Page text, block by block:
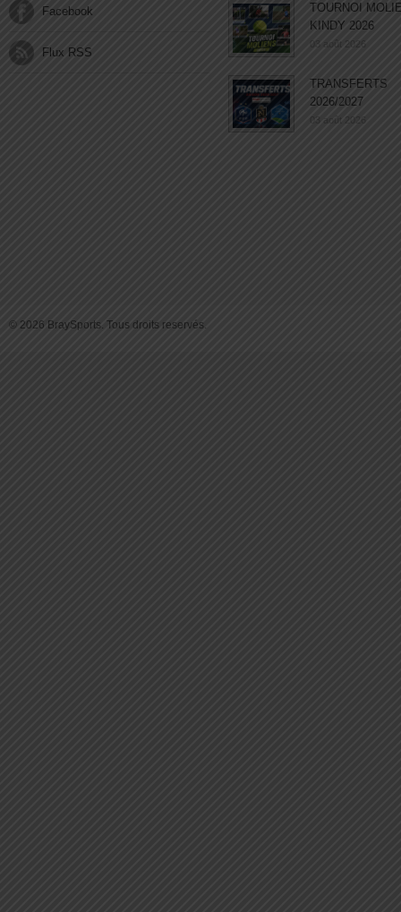
Facebook
Flux RSS
TOURNOI
KINDY 2026
03 août 2026
TRANSFERTS
2026/2027
03 août 2026
© 2026 BraySports. Tous droits reservés.